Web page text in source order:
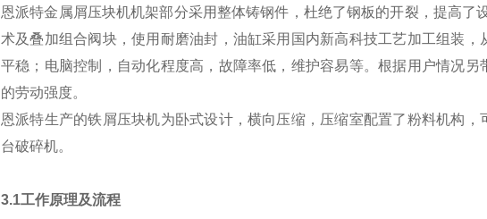
恩派特金属屑压块机机架部分采用整体铸钢件，杜绝了钢板的开裂，提高
术及叠加组合阀块，使用耐磨油封，油缸采用国内新高科技工艺加工组装
平稳；电脑控制，自动化程度高，故障率低，维护容易等。根据用户情况
的劳动强度。
恩派特生产的铁屑压块机为卧式设计，横向压缩，压缩室配置了粉料机构
台破碎机。
3.1工作原理及流程